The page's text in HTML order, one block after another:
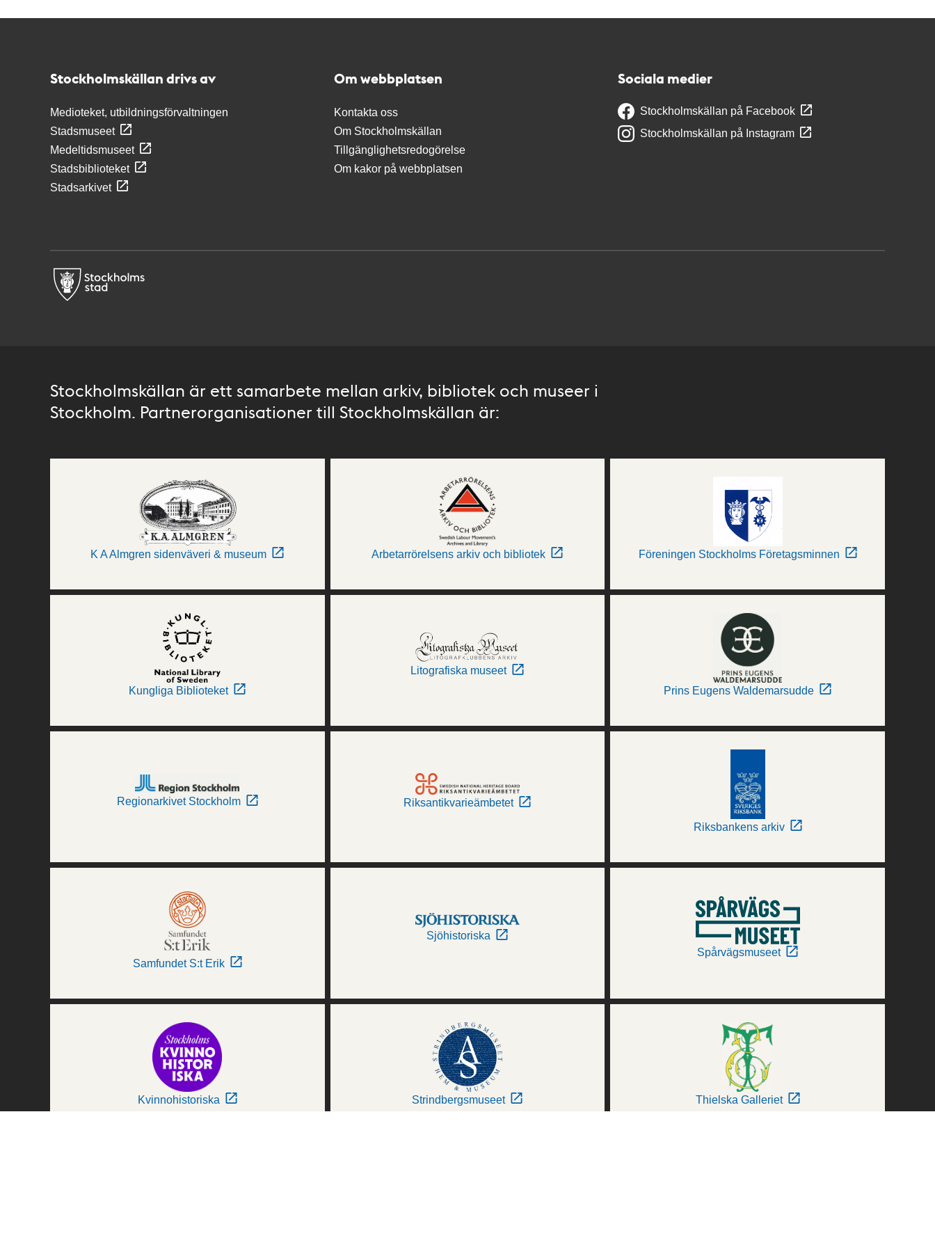
Stockholmskällan drivs av
Medioteket, utbildningsförvaltningen
Stadsmuseet
Medeltidsmuseet
Stadsbiblioteket
Stadsarkivet
Om webbplatsen
Kontakta oss
Om Stockholmskällan
Tillgänglighetsredogörelse
Om kakor på webbplatsen
Sociala medier
Stockholmskällan på Facebook
Stockholmskällan på Instagram
Stockholmskällan är ett samarbete mellan arkiv, bibliotek och museer i
Stockholm. Partnerorganisationer till Stockholmskällan är:
K A Almgren sidenväveri & museum Arbetarrörelsens arkiv och bibliotek Föreningen Stockholms Företagsminnen
Kungliga Biblioteket
Litografiska museet
Prins Eugens Waldemarsudde
Regionarkivet Stockholm Riksantikvarieämbetet
Riksbankens arkiv
Samfundet S:t Erik
Sjöhistoriska
Spårvägsmuseet
Kvinnohistoriska Strindbergsmuseet Thielska Galleriet